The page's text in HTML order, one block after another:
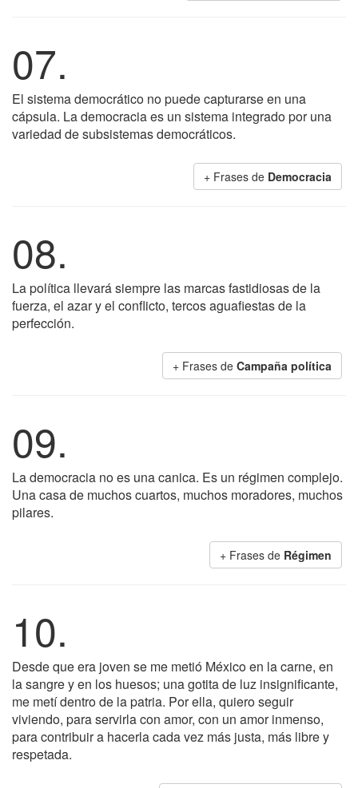
07.
El sistema democrático no puede capturarse en una
cápsula. La democracia es un sistema integrado por una
variedad de subsistemas democráticos.
+ Frases de Democracia
08.
La política llevará siempre las marcas fastidiosas de la
fuerza, el azar y el conflicto, tercos aguafiestas de la
perfección.
+ Frases de Campaña política
09.
La democracia no es una canica. Es un régimen complejo.
Una casa de muchos cuartos, muchos moradores, muchos
pilares.
+ Frases de Régimen
10.
Desde que era joven se me metió México en la carne, en
la sangre y en los huesos; una gotita de luz insignificante,
me metí dentro de la patria. Por ella, quiero seguir
viviendo, para servirla con amor, con un amor inmenso,
para contribuir a hacerla cada vez más justa, más libre y
respetada.